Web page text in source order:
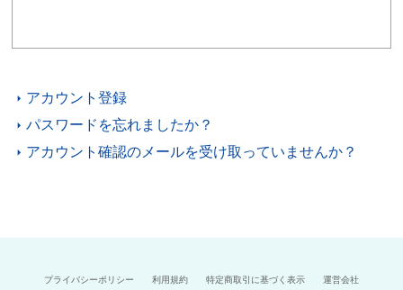
アカウント登録
パスワードを忘れましたか？
アカウント確認のメールを受け取っていませんか？
プライバシーポリシー 利用規約 特定商取引に基づく表示 運営会社